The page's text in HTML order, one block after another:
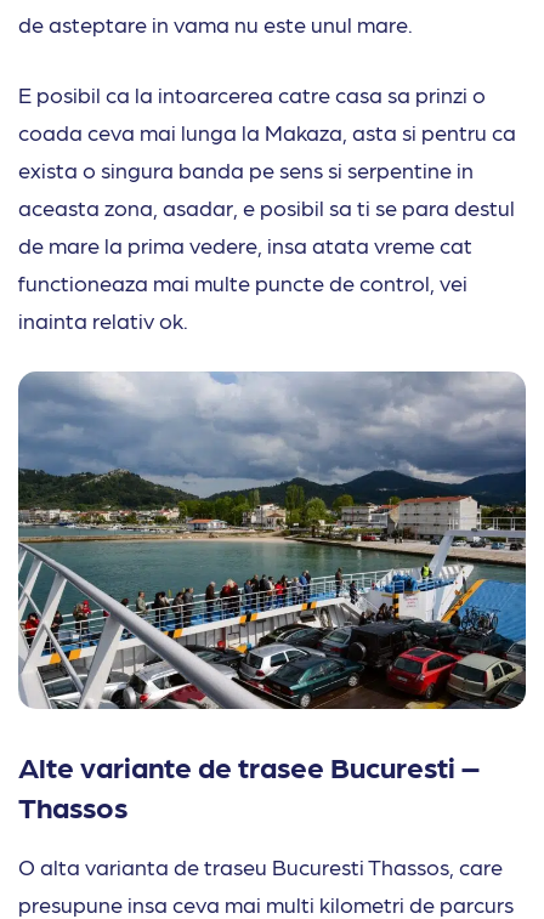
de asteptare in vama nu este unul mare.
E posibil ca la intoarcerea catre casa sa prinzi o
coada ceva mai lunga la Makaza, asta si pentru ca
exista o singura banda pe sens si serpentine in
aceasta zona, asadar, e posibil sa ti se para destul
de mare la prima vedere, insa atata vreme cat
functioneaza mai multe puncte de control, vei
inainta relativ ok.
Alte variante de trasee Bucuresti –
Thassos
O alta varianta de traseu Bucuresti Thassos, care
presupune insa ceva mai multi kilometri de parcurs